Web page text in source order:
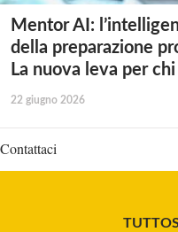
Mentor AI:
della preparazione
La nuova leva per
22 giugno 2026
Contattaci